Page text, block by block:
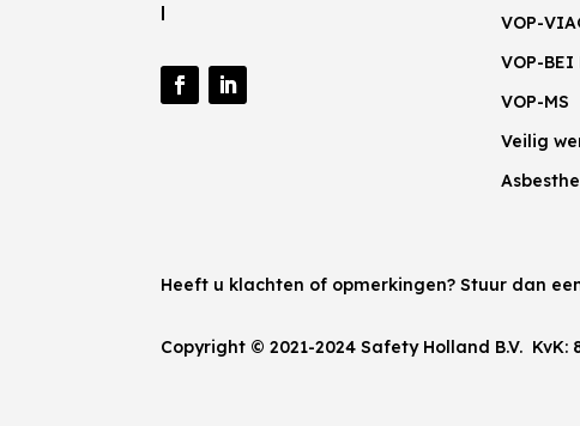
l
VOP-
VOP-BEI
VOP-MS
Veilig
Heeft u klachten of opmerkingen? Stuur dan
Copyright © 2021-2024 Safety Holland B.V. KvK: